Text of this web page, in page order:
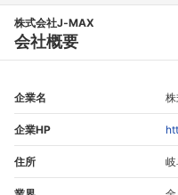
株式会社J‐MAX
会社概要
企業名
企業HP
住所